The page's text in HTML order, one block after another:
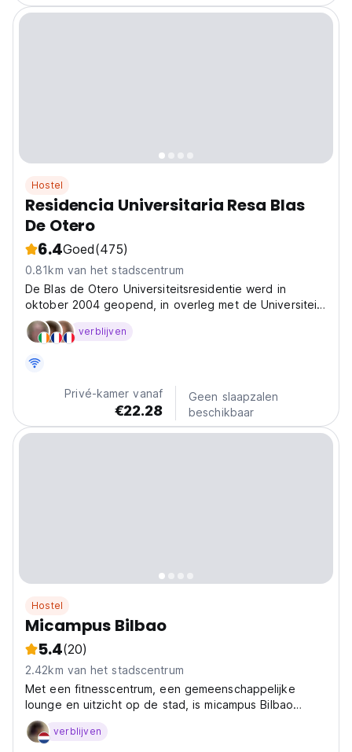
Hostel
Residencia Universitaria Resa Blas
De Otero
6.4Goed(475)
0.81km van het stadscentrum
De Blas de Otero Universiteitsresidentie werd in
oktober 2004 geopend, in overleg met de Universiteit
van Baskenland.
verblijven
Privé-kamer vanaf
€22.28
Geen slaapzalen
beschikbaar
Hostel
Micampus Bilbao
5.4(20)
2.42km van het stadscentrum
Met een fitnesscentrum, een gemeenschappelijke
lounge en uitzicht op de stad, is micampus Bilbao
gelegen in Bilbao, op 1,5 km van de Catedral de
Santiago.verblijven